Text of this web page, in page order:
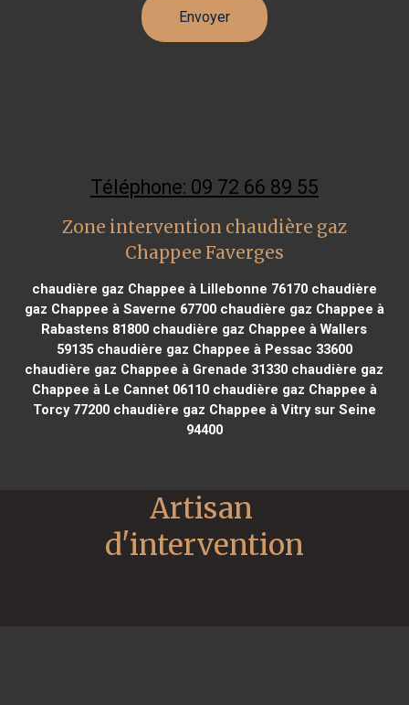
Téléphone: 09 72 66 89 55
Zone intervention chaudière gaz
Chappee Faverges
chaudière gaz Chappee à Lillebonne 76170chaudière
gaz Chappee à Saverne 67700chaudière gaz Chappee à
Rabastens 81800 chaudière gaz Chappee à Wallers
59135chaudière gaz Chappee à Pessac 33600
chaudière gaz Chappee à Grenade 31330 chaudière gaz
Chappee à Le Cannet 06110chaudière gaz Chappee à
Torcy 77200chaudière gaz Chappee à Vitry sur Seine
94400
Artisan
d'intervention